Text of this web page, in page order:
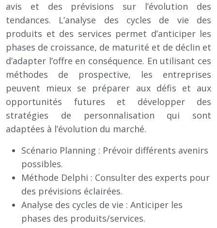
avis et des prévisions sur l’évolution des
tendances. L’analyse des cycles de vie des
produits et des services permet d’anticiper les
phases de croissance, de maturité et de déclin et
d’adapter l’offre en conséquence. En utilisant ces
méthodes de prospective, les entreprises
peuvent mieux se préparer aux défis et aux
opportunités futures et développer des
stratégies de personnalisation qui sont
adaptées à l’évolution du marché.
Scénario Planning : Prévoir différents avenirs
possibles.
Méthode Delphi : Consulter des experts pour
des prévisions éclairées.
Analyse des cycles de vie : Anticiper les
phases des produits/services.